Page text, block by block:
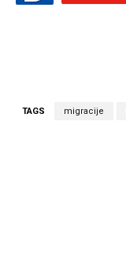
TAGS migracije